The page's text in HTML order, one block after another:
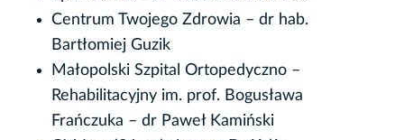
Centrum Twojego Zdrowia – dr hab.
Bartłomiej Guzik
Małopolski Szpital Ortopedyczno –
Rehabilitacyjny im. prof. Bogusława
Frańczuka – dr Paweł Kamiński